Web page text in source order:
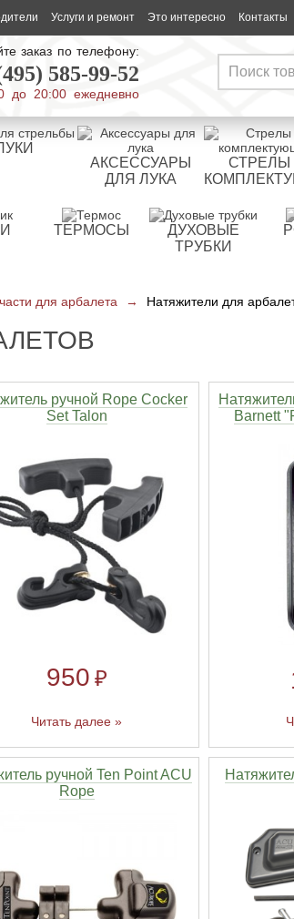
Услуги и ремонт Это интересно Контакты
заказ по телефону:
585-99-52
до 20:00 ежедневно
АКСЕССУАРЫ
ДЛЯ ЛУКА
СТРЕЛЫ
ТЕРМОСЫ
ДУХОВЫЕ
ТРУБКИ
для арбалета → Натяжители для
ручной Rope Cocker
Set Talon
950 ₽
Читать далее »
Barnett
ручной Ten Point ACU
Rope